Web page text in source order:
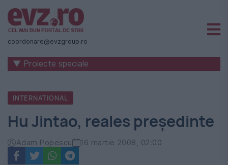
Știri
naționale
internaționale
România
-
Evenimentul
Zilei
coordonare@evzgroup.ro
▼ Proiecte speciale
INTERNATIONAL
Hu Jintao, reales preşedinte
Adam Popescu 16 martie 2008, 02:00